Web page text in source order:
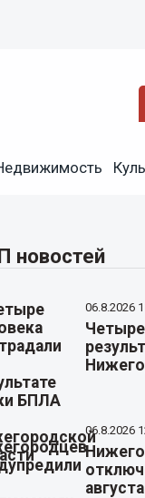
новостей
06.8.2026
06.8.2026
августа